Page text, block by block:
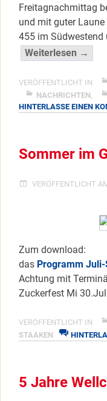
Freitagnachmittag
und mit guter
455 im Südwestend
Weiterlesen →
im
..”
VERÖFFENTLICHT IN
NACHRICHTEN,
HINTERLASSE EINEN
Sommer im
VERÖFFENTLICHT
Zum download:
das Programm
Achtung mit
Zuckerfest Mi
VERÖFFENTLICHT IN
STAAKEN
5 Jahre